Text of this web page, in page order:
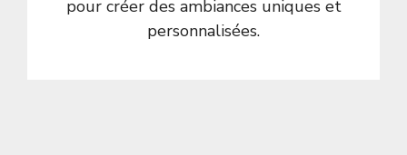
pour créer des ambiances uniques et
personnalisées.